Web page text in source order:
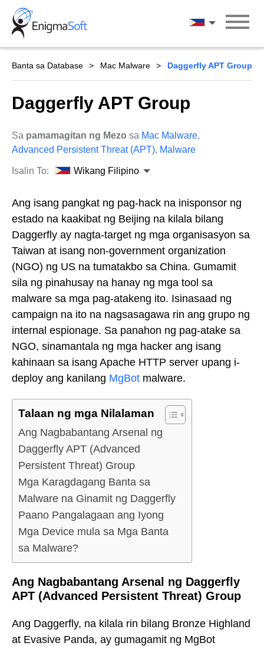
Skip
content
Wikang Filipino
Banta sa Database Mac Malware Daggerfly APT Group
Daggerfly APT Group
Sa pamamagitan ng Mezo sa Mac Malware,
Advanced Persistent Threat (APT), Malware
Isalin To: Wikang Filipino
Ang isang pangkat ng pag-hack na inisponsor ng
estado na kaakibat ng Beijing na kilala bilang
Daggerfly ay nagta-target ng mga organisasyon sa
Taiwan at isang non-government organization
(NGO) ng US na tumatakbo sa China. Gumamit
sila ng pinahusay na hanay ng mga tool sa
malware sa mga pag-atakeng ito. Isinasaad ng
campaign na ito na nagsasagawa rin ang grupo ng
internal espionage. Sa panahon ng pag-atake sa
NGO, sinamantala ng mga hacker ang isang
kahinaan sa isang Apache HTTP server upang i-
deploy ang kanilang MgBot malware.
Talaan ng mga Nilalaman
Ang Nagbabantang Arsenal ng
Daggerfly APT (Advanced
Persistent Threat) Group
Mga Karagdagang Banta sa
Malware na Ginamit ng Daggerfly
Paano Pangalagaan ang Iyong
Mga Device mula sa Mga Banta
sa Malware?
Ang Nagbabantang Arsenal ng Daggerfly
APT (Advanced Persistent Threat) Group
Ang Daggerfly, na kilala rin bilang Bronze Highland
at Evasive Panda, ay gumagamit ng MgBot